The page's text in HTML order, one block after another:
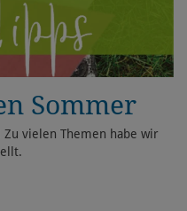
Sommer
vielen Themen habe wir